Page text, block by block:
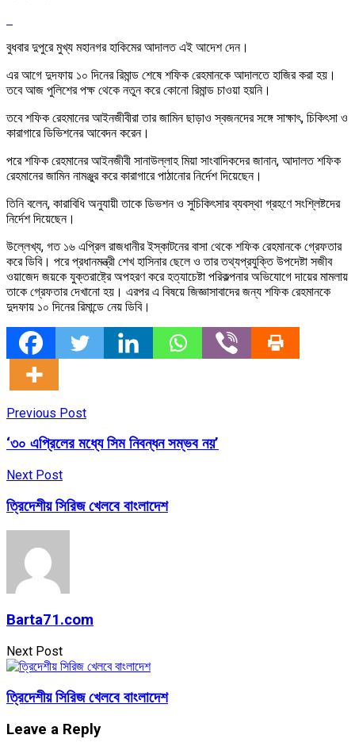
বুধবার দুপুরে মুখ্য মহানগর হাকিমের আদালত এই আদেশ দেন।
এর আগে দুদফায় ১০ দিনের রিমান্ড শেষে শফিক রেহমানকে আদালতে হাজির করা হয়।
তবে আজ পুলিশের পক্ষ থেকে নতুন করে কোনো রিমান্ড চাওয়া হয়নি।
তবে শফিক রেহমানের আইনজীবীরা তার জামিন ছাড়াও স্বজনদের সঙ্গে সাক্ষাৎ, চিকিৎসা ও
কারাগারে ডিভিশনের আবেদন করেন।
পরে শফিক রেহমানের আইনজীবী সানাউল্লাহ মিয়া সাংবাদিকদের জানান, আদালত শফিক
রেহমানের জামিন নামঞ্জুর করে কারাগারে পাঠানোর নির্দেশ দিয়েছেন।
তিনি বলেন, কারাবিধি অনুযায়ী তাকে ডিভশন ও সুচিকিৎসার ব্যবস্থা গ্রহণে সংশ্লিষ্টদের
নির্দেশ দিয়েছেন।
উল্লেখ্য, গত ১৬ এপ্রিল রাজধানীর ইস্কাটনের বাসা থেকে শফিক রেহমানকে গ্রেফতার
করে ডিবি। পরে প্রধানমন্ত্রী শেখ হাসিনার ছেলে ও তার তথ্যপ্রযুক্তি উপদেষ্টা সজীব
ওয়াজেদ জয়কে যুক্তরাষ্ট্রে অপহরণ করে হত্যাচেষ্টা পরিকল্পনার অভিযোগে দায়ের মামলায়
তাকে গ্রেফতার দেখানো হয়। এরপর এ বিষয়ে জিজ্ঞাসাবাদের জন্য শফিক রেহমানকে
দুদফায় ১০ দিনের রিমান্ডে নেয় ডিবি।
Previous Post
‘৩০ এপ্রিলের মধ্যে সিম নিবন্ধন সম্ভব নয়’
Next Post
ত্রিদেশীয় সিরিজ খেলবে বাংলাদেশ
Barta71.com
Next Post
ত্রিদেশীয় সিরিজ খেলবে বাংলাদেশ
Leave a Reply